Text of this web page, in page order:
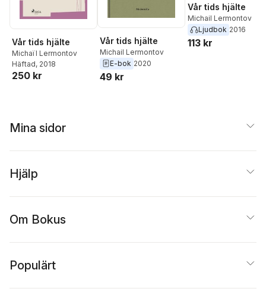
Vår tids hjälte
Michaïl Lermontov
Häftad, 2018
250 kr
Vår tids hjälte
Michail Lermontov
E-bok 2020
49 kr
Vår tids hjälte
Michail Lermontov
Ljudbok 2016
113 kr
Mina sidor
Hjälp
Om Bokus
Populärt